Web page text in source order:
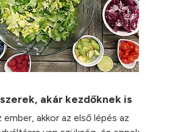
akár kezdőknek is
akkor az első lépés az